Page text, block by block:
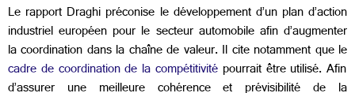
Le rapport Draghi préconise le développement d’un plan d’action
industriel européen pour le secteur automobile afin d’augmenter
la coordination dans la chaîne de valeur. Il cite notamment que le
cadre de coordination de la compétitivité pourrait être utilisé. Afin